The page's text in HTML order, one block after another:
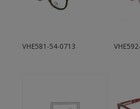
VHE581-54-0713